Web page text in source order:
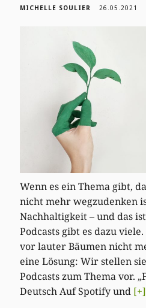
MICHELLE SOULIER 26.05.2021
Wenn es ein Thema gibt,
nicht mehr wegzudenken
Nachhaltigkeit – und das
Podcasts gibt es dazu
vor lauter Bäumen nicht
eine Lösung: Wir stellen
Podcasts zum Thema vor.
Deutsch Auf Spotify und [+]